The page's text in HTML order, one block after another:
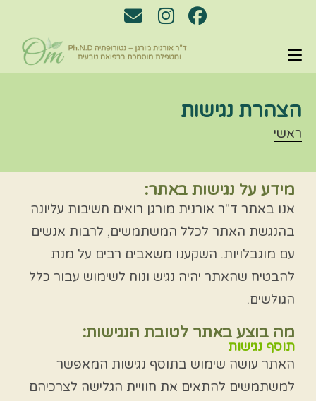
הצהרת נגישות
ראשי
מידע על נגישות באתר:
אנו באתר ד"ר אורנית מורגן רואים חשיבות עליונה
בהנגשת האתר לכלל המשתמשים, לרבות אנשים
עם מוגבלויות. השקענו משאבים רבים על מנת
להבטיח שהאתר יהיה נגיש ונוח לשימוש עבור כלל
הגולשים.
מה בוצע באתר לטובת הנגישות:
תוסף נגישות
האתר עושה שימוש בתוסף נגישות המאפשר
למשתמשים להתאים את חוויית הגלישה לצרכיהם